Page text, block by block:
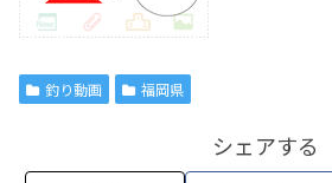
釣り動画 福岡県
シェアする